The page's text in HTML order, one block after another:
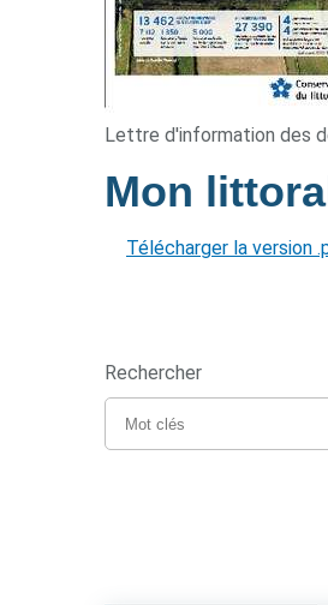
Lettre d'information des
Mon
Télécharger la version
Rechercher